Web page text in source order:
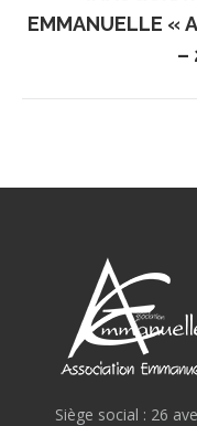
EMMANUELLE «
–
Siège social : 26